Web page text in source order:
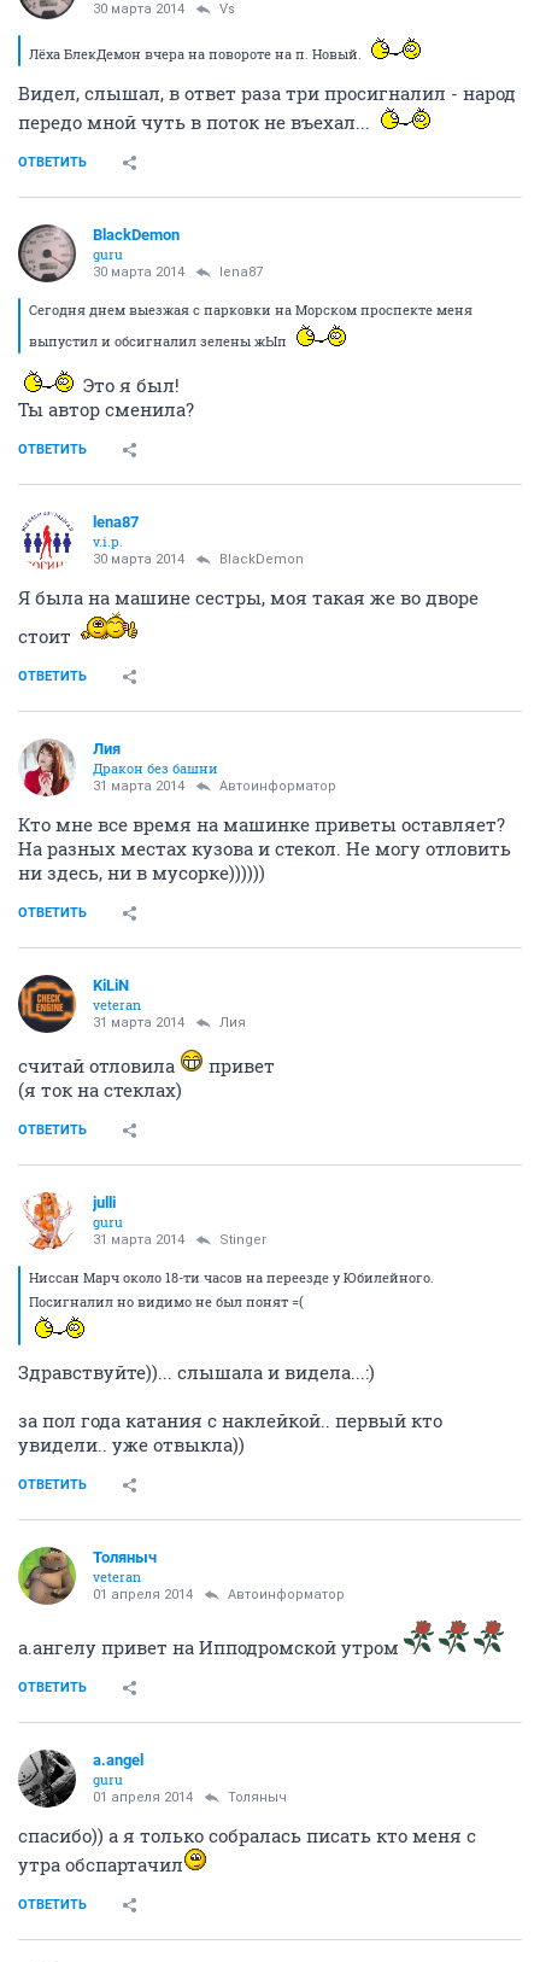
30 марта 2014 Vs
Лёха БлекДемон вчера на повороте на п. Новый.
Видел, слышал, в ответ раза три просигналил - народ
передо мной чуть в поток не въехал...
ОТВЕТИТЬ
BlackDemon
guru
30 марта 2014 lena87
Сегодня днем выезжая с парковки на Морском проспекте меня
выпустил и обсигналил зелены жЫп
Это я был!
Ты автор сменила?
ОТВЕТИТЬ
lena87
v.i.p.
30 марта 2014 BlackDemon
Я была на машине сестры, моя такая же во дворе
стоит
ОТВЕТИТЬ
Лия
Дракон без башни
31 марта 2014 Автоинформатор
Кто мне все время на машинке приветы оставляет?
На разных местах кузова и стекол. Не могу отловить
ни здесь, ни в мусорке))))))
ОТВЕТИТЬ
KiLiN
veteran
31 марта 2014 Лия
считай отловила
привет
(я ток на стеклах)
ОТВЕТИТЬ
julli
guru
31 марта 2014 Stinger
Ниссан Марч около 18-ти часов на переезде у Юбилейного.
Посигналил но видимо не был понят =(
Здравствуйте))... слышала и видела...:)
за пол года катания с наклейкой.. первый кто
увидели.. уже отвыкла))
ОТВЕТИТЬ
Толяныч
veteran
01 апреля 2014 Автоинформатор
а.ангелу привет на Ипподромской утром
ОТВЕТИТЬ
a.angel
guru
01 апреля 2014 Толяныч
спасибо)) а я только собралась писать кто меня с
утра обспартачил
ОТВЕТИТЬ